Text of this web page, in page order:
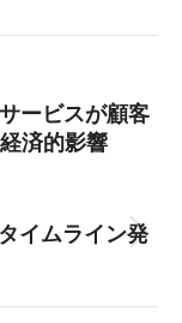
WhatsApp
ービスが顧客
済的影響
イムライン発